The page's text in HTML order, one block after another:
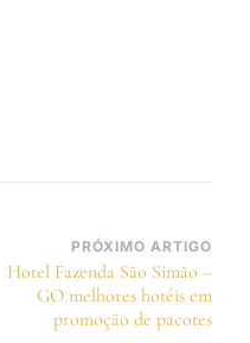
PRÓXIMO ARTIGO
Hotel Fazenda São Simão –
GO melhores hotéis em
promoção de pacotes